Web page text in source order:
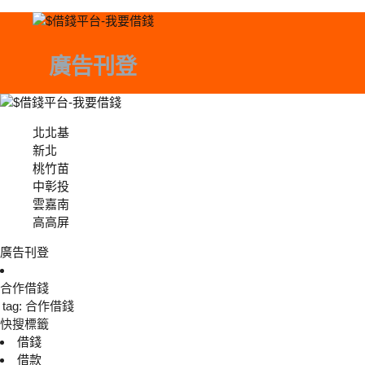
廣告刊登
北北基
新北
桃竹苗
中彰投
雲嘉南
高高屏
廣告刊登
合作借錢
tag: 合作借錢
快搜標籤
借錢
借款